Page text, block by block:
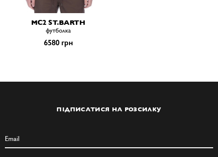
MC2 ST.BARTH
футболка
6580 грн
ПІДПИСАТИСЯ НА РОЗСИЛКУ